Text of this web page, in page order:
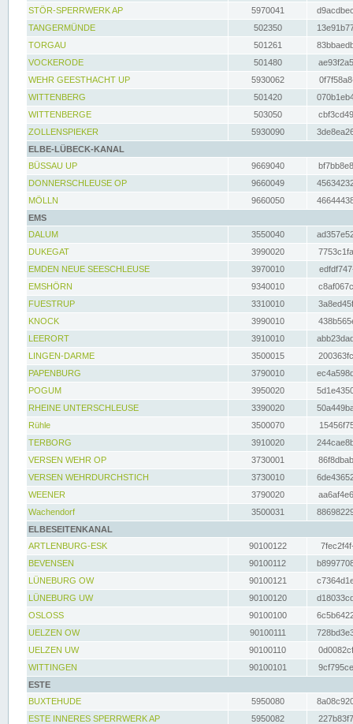
STÖR-SPERRWERK AP 5970041
TANGERMÜNDE
502350
TORGAU
501261
VOCKERODE
501480
WEHR GEESTHACHT UP
5930062
WITTENBERG
501420
WITTENBERGE
503050
ZOLLENSPIEKER
5930090
ELBE-LÜBECK-KANAL
BÜSSAU UP
9669040
DONNERSCHLEUSE OP
9660049
MÖLLN
9660050
EMS
DALUM
3550040
DUKEGAT
3990020
EMDEN NEUE SEESCHLEUSE
3970010
EMSHÖRN
9340010
FUESTRUP
3310010
KNOCK
3990010
LEERORT
3910010
LINGEN-DARME
3500015
PAPENBURG
3790010
POGUM
3950020
RHEINE UNTERSCHLEUSE
3390020
Rühle
3500070
TERBORG
3910020
VERSEN WEHR OP
3730001
VERSEN WEHRDURCHSTICH
3730010
WEENER
3790020
Wachendorf
3500031
ELBESEITENKANAL
ARTLENBURG-ESK
90100122
BEVENSEN
90100112
LÜNEBURG OW
90100121
LÜNEBURG UW
90100120
OSLOSS
90100100
UELZEN OW
90100111
UELZEN UW
90100110
WITTINGEN
90100101
ESTE
BUXTEHUDE
5950080
ESTE INNERES SPERRWERK AP
5950082